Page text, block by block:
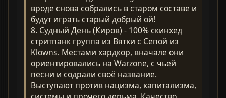
вроде снова собрались в старом составе и
будут играть старый добрый ой!
8. Судный День (Киров) - 100% скинхед
стритпанк группа из Вятки с Сепой из
Klowns. Местами хардкор, вначале они
ориентировались на Warzone, с чьей
песни и содрали своё название.
Выступают против нацизма, капитализма,